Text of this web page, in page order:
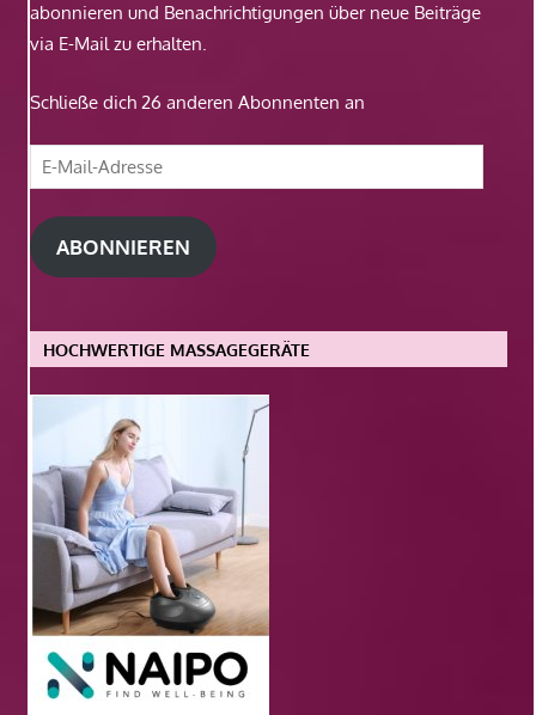
abonnieren und Benachrichtigungen über neue Beiträge
via E-Mail zu erhalten.
Schließe dich 26 anderen Abonnenten an
E-
Mail-
Adresse
ABONNIEREN
HOCHWERTIGE MASSAGEGERÄTE